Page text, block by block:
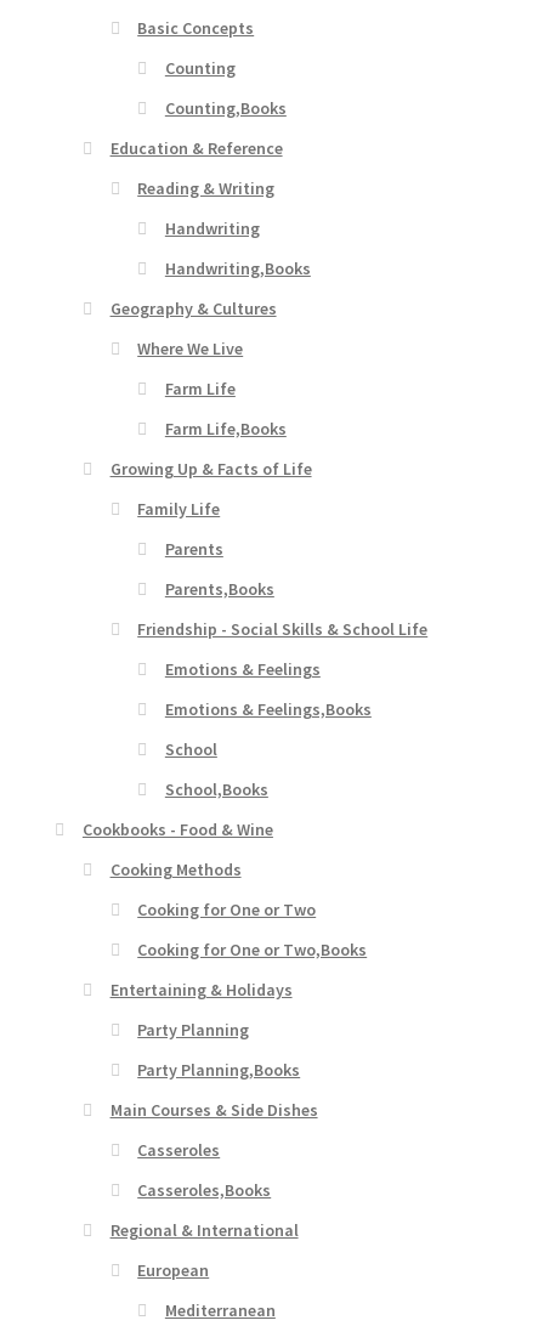
Basic Concepts
Counting
Counting,Books
Education & Reference
Reading & Writing
Handwriting
Handwriting,Books
Geography & Cultures
Where We Live
Farm Life
Farm Life,Books
Growing Up & Facts of Life
Family Life
Parents
Parents,Books
Friendship - Social Skills & School Life
Emotions & Feelings
Emotions & Feelings,Books
School
School,Books
Cookbooks - Food & Wine
Cooking Methods
Cooking for One or Two
Cooking for One or Two,Books
Entertaining & Holidays
Party Planning
Party Planning,Books
Main Courses & Side Dishes
Casseroles
Casseroles,Books
Regional & International
European
Mediterranean